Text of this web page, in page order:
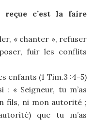
c’est la faire
« chanter », refuser
fuir les conflits
enfants (1 Tim.3 :4-5)
« Seigneur, tu m’as
fils, ni mon autorité ;
que tu m’as